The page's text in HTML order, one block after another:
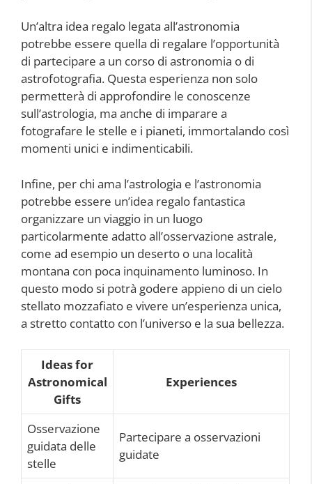
Un’altra idea regalo legata all’astronomia
potrebbe essere quella di regalare l’opportunità
di partecipare a un corso di astronomia o di
astrofotografia. Questa esperienza non solo
permetterà di approfondire le conoscenze
sull’astrologia, ma anche di imparare a
fotografare le stelle e i pianeti, immortalando così
momenti unici e indimenticabili.
Infine, per chi ama l’astrologia e l’astronomia
potrebbe essere un’idea regalo fantastica
organizzare un viaggio in un luogo
particolarmente adatto all’osservazione astrale,
come ad esempio un deserto o una località
montana con poca inquinamento luminoso. In
questo modo si potrà godere appieno di un cielo
stellato mozzafiato e vivere un’esperienza unica,
a stretto contatto con l’universo e la sua bellezza.
Ideas for
Astronomical
Gifts
Experiences
Osservazione
guidata delle
stelle
Partecipare a osservazioni
guidate